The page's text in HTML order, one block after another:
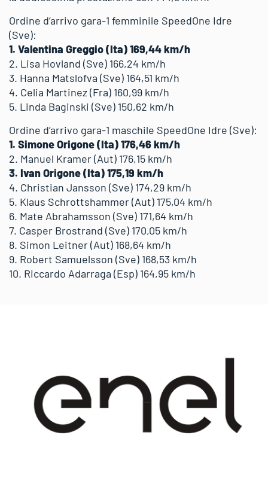
Ordine d’arrivo gara-1 femminile SpeedOne Idre
(Sve):
1. Valentina Greggio (Ita) 169,44 km/h
2. Lisa Hovland (Sve) 166,24 km/h
3. Hanna Matslofva (Sve) 164,51 km/h
4. Celia Martinez (Fra) 160,99 km/h
5. Linda Baginski (Sve) 150,62 km/h
Ordine d’arrivo gara-1 maschile SpeedOne Idre (Sve):
1. Simone Origone (Ita) 176,46 km/h
2. Manuel Kramer (Aut) 176,15 km/h
3. Ivan Origone (Ita) 175,19 km/h
4. Christian Jansson (Sve) 174,29 km/h
5. Klaus Schrottshammer (Aut) 175,04 km/h
6. Mate Abrahamsson (Sve) 171,64 km/h
7. Casper Brostrand (Sve) 170,05 km/h
8. Simon Leitner (Aut) 168,64 km/h
9. Robert Samuelsson (Sve) 168,53 km/h
10. Riccardo Adarraga (Esp) 164,95 km/h